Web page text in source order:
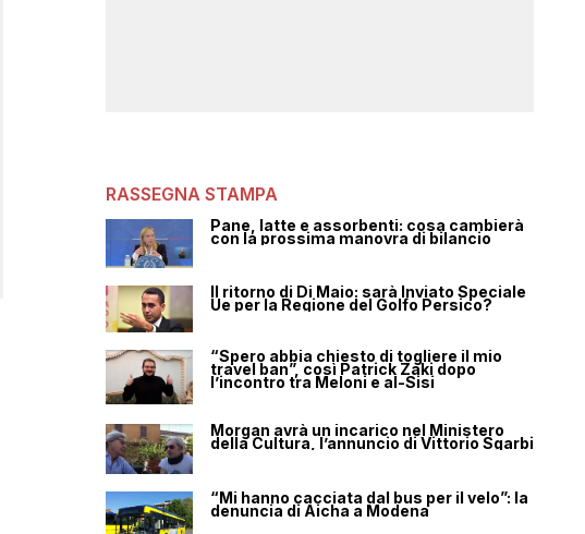
RASSEGNA STAMPA
Pane, latte e assorbenti: cosa cambierà
con la prossima manovra di bilancio
Il ritorno di Di Maio: sarà Inviato Speciale
Ue per la Regione del Golfo Persico?
“Spero abbia chiesto di togliere il mio
travel ban”, così Patrick Zaki dopo
l’incontro tra Meloni e al-Sisi
Morgan avrà un incarico nel Ministero
della Cultura, l’annuncio di Vittorio Sgarbi
“Mi hanno cacciata dal bus per il velo”: la
denuncia di Aicha a Modena